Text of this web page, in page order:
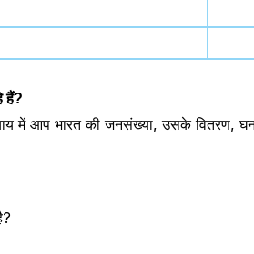
हैं?
आप भारत की जनसंख्या, उसके वितरण,